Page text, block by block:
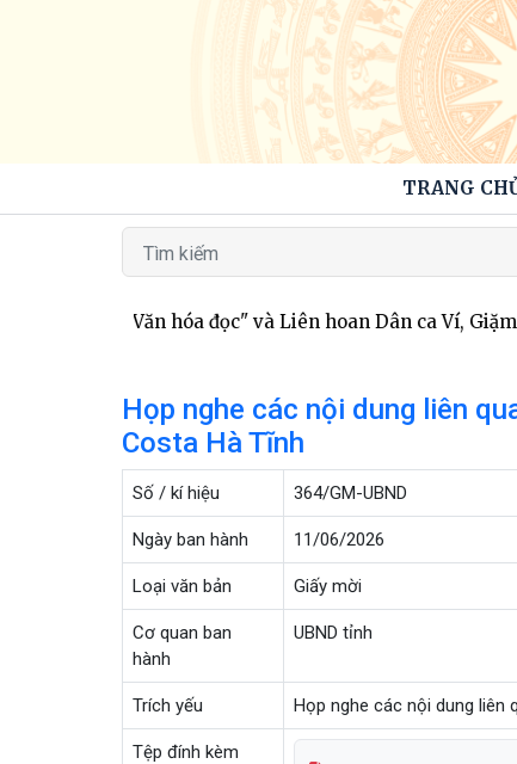
TRANG
thi "Đại sứ Văn hóa đọc" và Liên hoan Dân ca Ví, Giặm
Họp nghe các nội dung liên
Costa Hà Tĩnh
Số / kí hiệu 364/GM-UBND
Ngày ban hành 11/06/2026
Loại văn bản Giấy mời
Cơ quan ban
hành
UBND tỉnh
Trích yếu Họp nghe các nội dung liên
Tệp đính kèm